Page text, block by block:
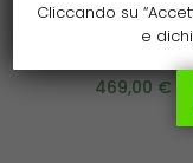
Plagron
Forte/Sugar
469,00 €
Cliccando su
e